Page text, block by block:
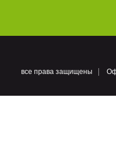
все права защищены